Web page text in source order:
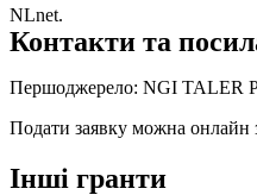
NLnet.
Контакти та
Першоджерело: NGI TALER
Подати заявку можна онлайн
Інші гранти